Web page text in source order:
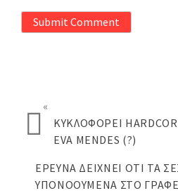
Submit Comment
«
ΚΥΚΛΟΦΟΡΕΊ
EVA MENDES (?)
ΈΡΕΥΝΑ ΔΕΊΧΝΕΙ ΌΤΙ ΤΑ
ΥΠΟΝΟΟΎΜΕΝΑ ΣΤΟ